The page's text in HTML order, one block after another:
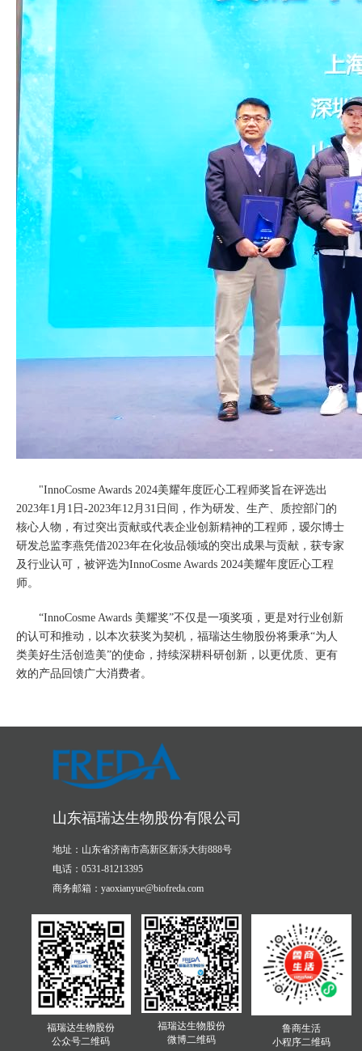
"InnoCosme Awards 2024美耀年度匠心工程师奖旨在评选出
2023年1月1日-2023年12月31日间，作为研发、生产、质控部门的
核心人物，有过突出贡献或代表企业创新精神的工程师，瑷尔博士
研发总监李燕凭借2023年在化妆品领域的突出成果与贡献，获专家
及行业认可，被评选为InnoCosme Awards 2024美耀年度匠心工程
师。
“InnoCosme Awards 美耀奖”不仅是一项奖项，更是对行业创新
的认可和推动，以本次获奖为契机，福瑞达生物股份将秉承“为人
类美好生活创造美”的使命，持续深耕科研创新，以更优质、更有
效的产品回馈广大消费者。
山东福瑞达生物股份有限公司
地址：山东省济南市高新区新泺大街888号
电话：0531-81213395
商务邮箱：yaoxianyue@biofreda.com
福瑞达生物股份
公众号二维码
福瑞达生物股份
微博二维码
鲁商生活
小程序二维码